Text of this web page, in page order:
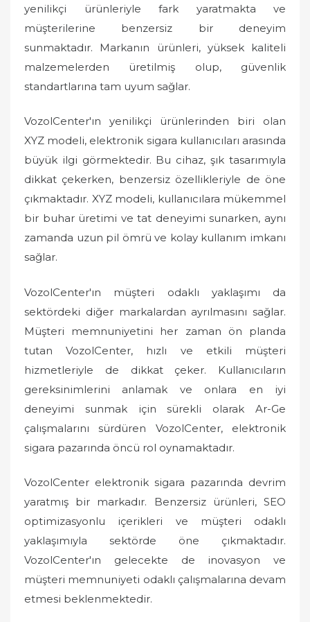
yenilikçi ürünleriyle fark yaratmakta ve
müşterilerine benzersiz bir deneyim
sunmaktadır. Markanın ürünleri, yüksek kaliteli
malzemelerden üretilmiş olup, güvenlik
standartlarına tam uyum sağlar.
VozolCenter'ın yenilikçi ürünlerinden biri olan
XYZ modeli, elektronik sigara kullanıcıları arasında
büyük ilgi görmektedir. Bu cihaz, şık tasarımıyla
dikkat çekerken, benzersiz özellikleriyle de öne
çıkmaktadır. XYZ modeli, kullanıcılara mükemmel
bir buhar üretimi ve tat deneyimi sunarken, aynı
zamanda uzun pil ömrü ve kolay kullanım imkanı
sağlar.
VozolCenter'ın müşteri odaklı yaklaşımı da
sektördeki diğer markalardan ayrılmasını sağlar.
Müşteri memnuniyetini her zaman ön planda
tutan VozolCenter, hızlı ve etkili müşteri
hizmetleriyle de dikkat çeker. Kullanıcıların
gereksinimlerini anlamak ve onlara en iyi
deneyimi sunmak için sürekli olarak Ar-Ge
çalışmalarını sürdüren VozolCenter, elektronik
sigara pazarında öncü rol oynamaktadır.
VozolCenter elektronik sigara pazarında devrim
yaratmış bir markadır. Benzersiz ürünleri, SEO
optimizasyonlu içerikleri ve müşteri odaklı
yaklaşımıyla sektörde öne çıkmaktadır.
VozolCenter'ın gelecekte de inovasyon ve
müşteri memnuniyeti odaklı çalışmalarına devam
etmesi beklenmektedir.